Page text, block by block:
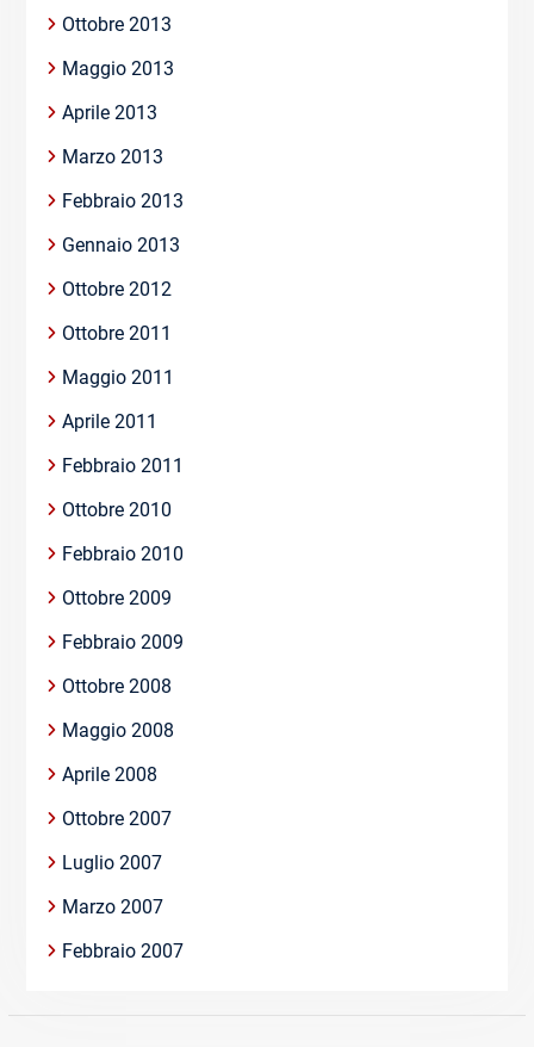
Ottobre 2013
Maggio 2013
Aprile 2013
Marzo 2013
Febbraio 2013
Gennaio 2013
Ottobre 2012
Ottobre 2011
Maggio 2011
Aprile 2011
Febbraio 2011
Ottobre 2010
Febbraio 2010
Ottobre 2009
Febbraio 2009
Ottobre 2008
Maggio 2008
Aprile 2008
Ottobre 2007
Luglio 2007
Marzo 2007
Febbraio 2007